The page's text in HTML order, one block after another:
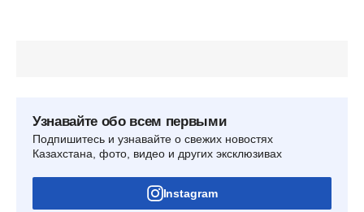
Узнавайте обо всем первыми
Подпишитесь и узнавайте о свежих новостях
Казахстана, фото, видео и других эксклюзивах
Instagram